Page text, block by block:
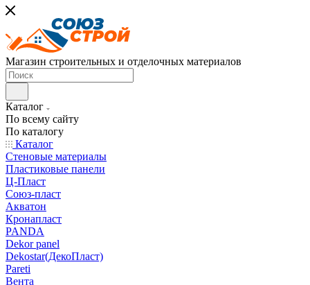
Магазин строительных и отделочных материалов
Каталог
По всему сайту
По каталогу
Каталог
Стеновые материалы
Пластиковые панели
Ц-Пласт
Союз-пласт
Акватон
Кронапласт
PANDA
Dekor panel
Dekostar(ДекоПласт)
Pareti
Вента